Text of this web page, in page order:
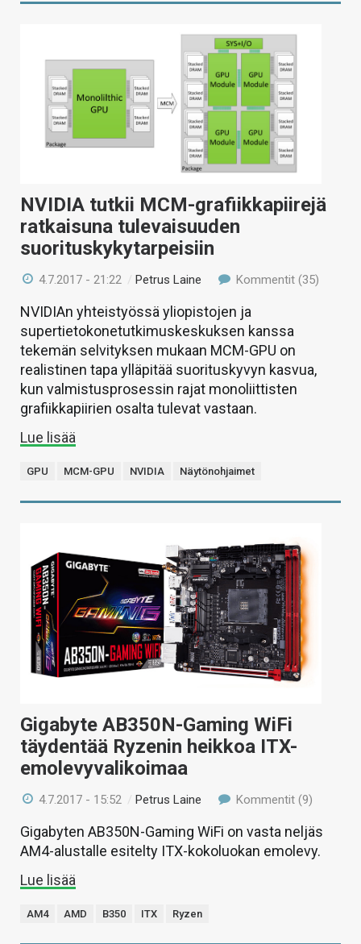
NVIDIA tutkii MCM-grafiikkapiirejä
ratkaisuna tulevaisuuden
suorituskykytarpeisiin
4.7.2017 - 21:22 /Petrus Laine Kommentit (35)
NVIDIAn yhteistyössä yliopistojen ja
supertietokonetutkimuskeskuksen kanssa
tekemän selvityksen mukaan MCM-GPU on
realistinen tapa ylläpitää suorituskyvyn kasvua,
kun valmistusprosessin rajat monoliittisten
grafiikkapiirien osalta tulevat vastaan.
Lue lisää
GPU MCM-GPU NVIDIA Näytönohjaimet
Gigabyte AB350N-Gaming WiFi
täydentää Ryzenin heikkoa ITX-
emolevyvalikoimaa
4.7.2017 - 15:52 /Petrus Laine Kommentit (9)
Gigabyten AB350N-Gaming WiFi on vasta neljäs
AM4-alustalle esitelty ITX-kokoluokan emolevy.
Lue lisää
AM4 AMD B350 ITX Ryzen